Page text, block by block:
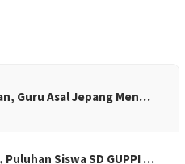
Guru Asal Jepang Men…
Puluhan Siswa SD GUPPI …